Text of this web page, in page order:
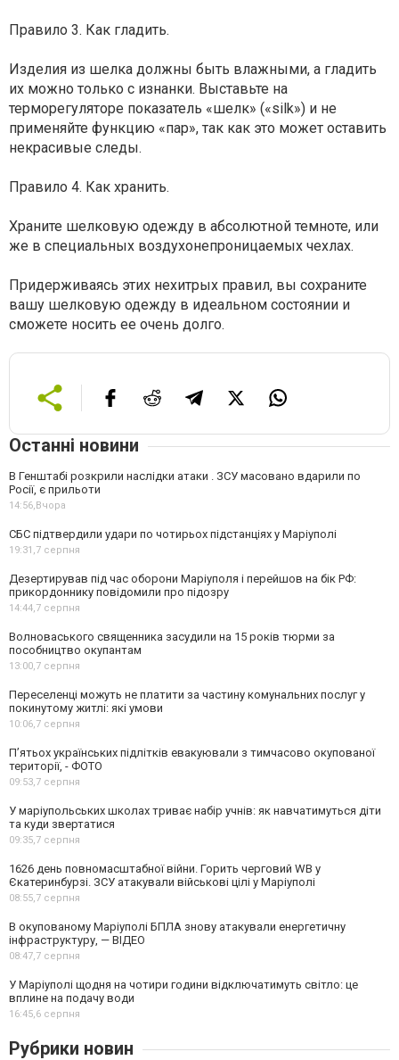
Правило 3. Как гладить.
Изделия из шелка должны быть влажными, а гладить
их можно только с изнанки. Выставьте на
терморегуляторе показатель «шелк» («silk») и не
применяйте функцию «пар», так как это может оставить
некрасивые следы.
Правило 4. Как хранить.
Храните шелковую одежду в абсолютной темноте, или
же в специальных воздухонепроницаемых чехлах.
Придерживаясь этих нехитрых правил, вы сохраните
вашу шелковую одежду в идеальном состоянии и
сможете носить ее очень долго.
Останні новини
В Генштабі розкрили наслідки атаки . ЗСУ масовано вдарили по
Росії, є прильоти
14:56,Вчора
СБС підтвердили удари по чотирьох підстанціях у Маріуполі
19:31,7 серпня
Дезертирував під час оборони Маріуполя і перейшов на бік РФ:
прикордоннику повідомили про підозру
14:44,7 серпня
Волноваського священника засудили на 15 років тюрми за
пособництво окупантам
13:00,7 серпня
Переселенці можуть не платити за частину комунальних послуг у
покинутому житлі: які умови
10:06,7 серпня
П’ятьох українських підлітків евакуювали з тимчасово окупованої
території, - ФОТО
09:53,7 серпня
У маріупольських школах триває набір учнів: як навчатимуться діти
та куди звертатися
09:35,7 серпня
1626 день повномасштабної війни. Горить черговий WB у
Єкатеринбурзі. ЗСУ атакували військові цілі у Маріуполі
08:55,7 серпня
В окупованому Маріуполі БПЛА знову атакували енергетичну
інфраструктуру, — ВІДЕО
08:47,7 серпня
У Маріуполі щодня на чотири години відключатимуть світло: це
вплине на подачу води
16:45,6 серпня
Рубрики новин